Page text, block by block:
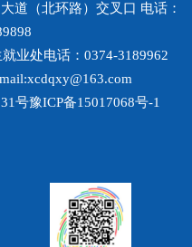
道（北环路）交叉口 电话：
业处电话：0374-3189962
号豫ICP备15017068号-1